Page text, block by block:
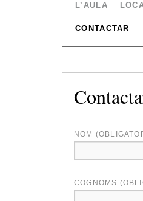
L’AULA
CONTACTAR
NOM
COGNOMS